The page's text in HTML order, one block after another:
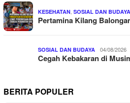
KESEHATAN, SOSIAL DAN BUDAYA
Pertamina Kilang
SOSIAL DAN BUDAYA 04/08/2026
Cegah Kebakaran di
BERITA POPULER